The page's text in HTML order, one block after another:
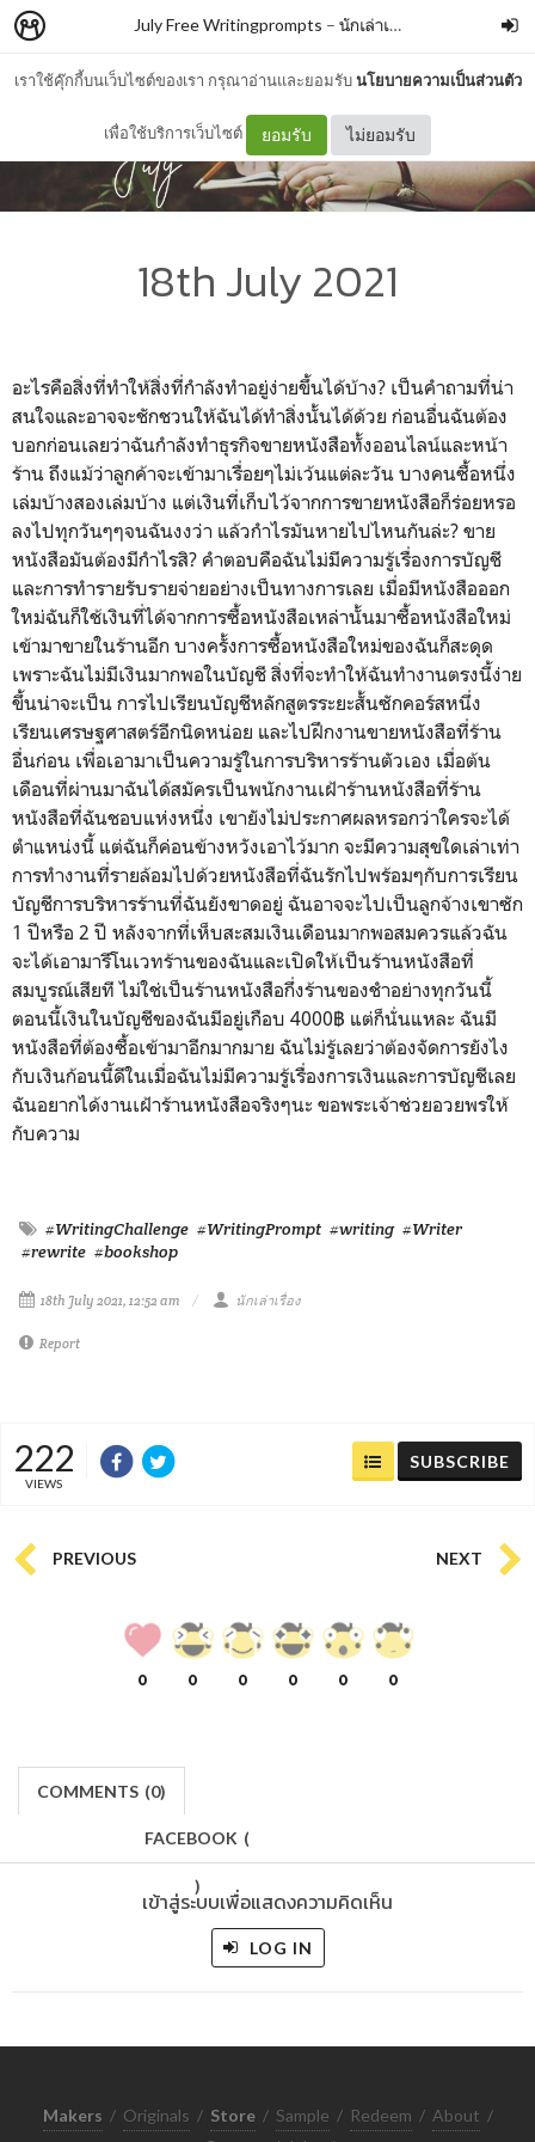
เราใช้คุ๊กกี้บนเว็บไซต์ของเรา กรุณาอ่านและยอมรับนโยบายความเป็นส่วนตัว
เพื่อใช้บริการเว็บไซต์ ยอมรับ ไม่ยอมรับ
July Free Writingprompts – นักเล่าเรื่อง
18th July 2021
อะไรคือสิ่งที่ทำให้สิ่งที่กำลังทำอยู่ง่ายขึ้นได้บ้าง? เป็นคำถามที่น่า
สนใจและอาจจะชักชวนให้ฉันได้ทำสิ่งนั้นได้ด้วย ก่อนอื่นฉันต้อง
บอกก่อนเลยว่าฉันกำลังทำธุรกิจขายหนังสือทั้งออนไลน์และหน้า
ร้าน ถึงแม้ว่าลูกค้าจะเข้ามาเรื่อยๆไม่เว้นแต่ละวัน บางคนซื้อหนึ่ง
เล่มบ้างสองเล่มบ้าง แต่เงินที่เก็บไว้จากการขายหนังสือก็ร่อยหรอ
ลงไปทุกวันๆๆจนฉันงงว่า แล้วกำไรมันหายไปไหนกันล่ะ? ขาย
หนังสือมันต้องมีกำไรสิ? คำตอบคือฉันไม่มีความรู้เรื่องการบัญชี
และการทำรายรับรายจ่ายอย่างเป็นทางการเลย เมื่อมีหนังสือออก
ใหม่ฉันก็ใช้เงินที่ได้จากการซื้อหนังสือเหล่านั้นมาซื้อหนังสือใหม่
เข้ามาขายในร้านอีก บางครั้งการซื้อหนังสือใหม่ของฉันก็สะดุด
เพราะฉันไม่มีเงินมากพอในบัญชี สิ่งที่จะทำให้ฉันทำงานตรงนี้ง่าย
ขึ้นน่าจะเป็น การไปเรียนบัญชีหลักสูตรระยะสั้นซักคอร์สหนึ่ง
เรียนเศรษฐศาสตร์อีกนิดหน่อย และไปฝึกงานขายหนังสือที่ร้าน
อื่นก่อน เพื่อเอามาเป็นความรู้ในการบริหารร้านตัวเอง เมื่อต้น
เดือนที่ผ่านมาฉันได้สมัครเป็นพนักงานเฝ้าร้านหนังสือที่ร้าน
หนังสือที่ฉันชอบแห่งหนึ่ง เขายังไม่ประกาศผลหรอกว่าใครจะได้
ตำแหน่งนี้ แต่ฉันก็ค่อนข้างหวังเอาไว้มาก จะมีความสุขใดเล่าเท่า
การทำงานที่รายล้อมไปด้วยหนังสือที่ฉันรักไปพร้อมๆกับการเรียน
บัญชีการบริหารร้านที่ฉันยังขาดอยู่ ฉันอาจจะไปเป็นลูกจ้างเขาซัก
1 ปีหรือ 2 ปี หลังจากที่เห็บสะสมเงินเดือนมากพอสมควรแล้วฉัน
จะได้เอามารีโนเวทร้านของฉันและเปิดให้เป็นร้านหนังสือที่
สมบูรณ์เสียที ไม่ใช่เป็นร้านหนังสือกึ่งร้านของชำอย่างทุกวันนี้
ตอนนี้เงินในบัญชีของฉันมีอยู่เกือบ 4000฿ แต่ก็นั่นแหละ ฉันมี
หนังสือที่ต้องซื้อเข้ามาอีกมากมาย ฉันไม่รู้เลยว่าต้องจัดการยังไง
กับเงินก้อนนี้ดีในเมื่อฉันไม่มีความรู้เรื่องการเงินและการบัญชีเลย
ฉันอยากได้งานเฝ้าร้านหนังสือจริงๆนะ ขอพระเจ้าช่วยอวยพรให้
กับความ
#WritingChallenge #WritingPrompt #writing #Writer
#rewrite #bookshop
18th July 2021, 12:52 am นักเล่าเรื่อง
Report
222
VIEWS
SUBSCRIBE
PREVIOUS NEXT
0 0 0 0 0 0
COMMENTS (0)
FACEBOOK (
)
เข้าสู่ระบบเพื่อแสดงความคิดเห็น
LOG IN
Makers / Originals / Store / Sample / Redeem / About /